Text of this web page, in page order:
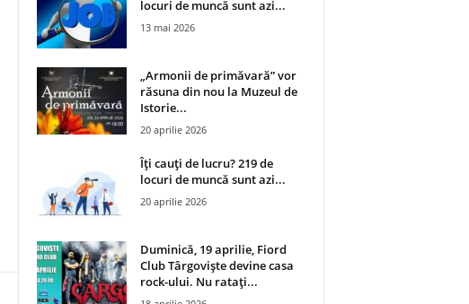
locuri de muncă sunt azi...
13 mai 2026
„Armonii de primăvară” vor
răsuna din nou la Muzeul de
Istorie...
20 aprilie 2026
Îți cauți de lucru? 219 de
locuri de muncă sunt azi...
20 aprilie 2026
Duminică, 19 aprilie, Fiord
Club Târgoviște devine casa
rock-ului. Nu ratați...